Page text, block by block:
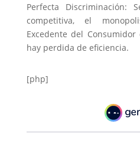
Perfecta Discriminación:
competitiva, el
Excedente del
hay perdida de eficiencia.
[php]